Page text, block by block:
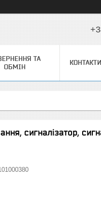
ТА
ОБМІН
КОНТАКТИ
сигналізатор,